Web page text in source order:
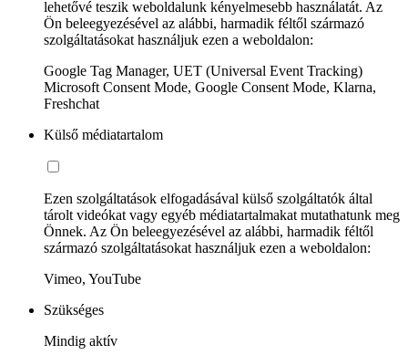
lehetővé teszik weboldalunk kényelmesebb használatát. Az
Ön beleegyezésével az alábbi, harmadik féltől származó
szolgáltatásokat használjuk ezen a weboldalon:
Google Tag Manager, UET (Universal Event Tracking)
Microsoft Consent Mode, Google Consent Mode, Klarna,
Freshchat
Külső médiatartalom
Ezen szolgáltatások elfogadásával külső szolgáltatók által
tárolt videókat vagy egyéb médiatartalmakat mutathatunk meg
Önnek. Az Ön beleegyezésével az alábbi, harmadik féltől
származó szolgáltatásokat használjuk ezen a weboldalon:
Vimeo, YouTube
Szükséges
Mindig aktív